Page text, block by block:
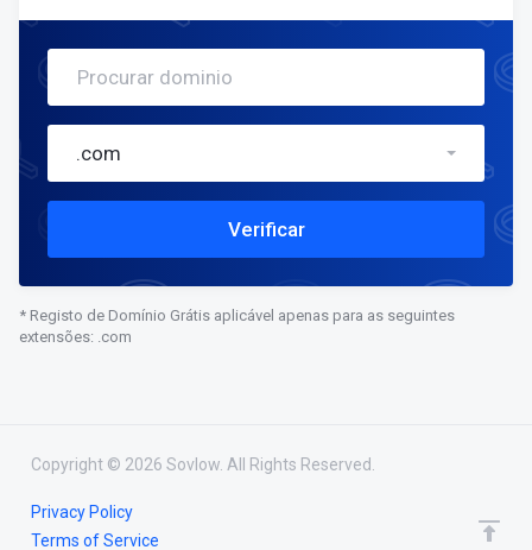
.com
Verificar
* Registo de Domínio Grátis aplicável apenas para as seguintes
extensões: .com
Copyright © 2026 Sovlow. All Rights Reserved.
Privacy Policy
Terms of Service